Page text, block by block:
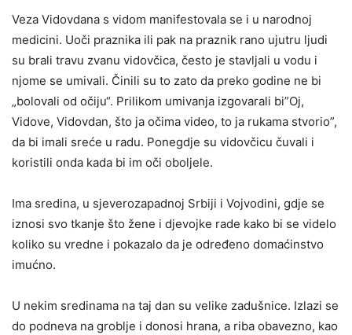
Veza Vidovdana s vidom manifestovala se i u narodnoj
medicini. Uoči praznika ili pak na praznik rano ujutru ljudi
su brali travu zvanu vidovčica, često je stavljali u vodu i
njome se umivali. Činili su to zato da preko godine ne bi
„bolovali od očiju“. Prilikom umivanja izgovarali bi”Oj,
Vidove, Vidovdan, što ja očima video, to ja rukama stvorio”,
da bi imali sreće u radu. Ponegdje su vidovčicu čuvali i
koristili onda kada bi im oči oboljele.
Ima sredina, u sjeverozapadnoj Srbiji i Vojvodini, gdje se
iznosi svo tkanje što žene i djevojke rade kako bi se videlo
koliko su vredne i pokazalo da je određeno domaćinstvo
imućno.
U nekim sredinama na taj dan su velike zadušnice. Izlazi se
do podneva na groblje i donosi hrana, a riba obavezno, kao